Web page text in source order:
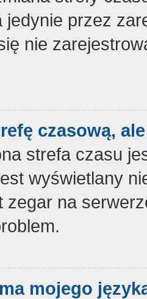
jedynie przez
nie
czasową,
strefa czasu
wyświetlany
zegar na
mojego